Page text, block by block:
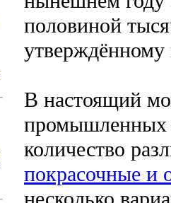
половиной
утверждённому
В настоящий
промышленных
количество
покрасочные и